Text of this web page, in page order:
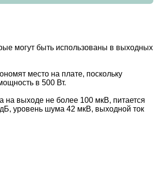
могут быть использованы в выходных
место на плате, поскольку
в 500 Вт.
на выходе не более 100 мкВ, питается
уровень шума 42 мкВ, выходной ток